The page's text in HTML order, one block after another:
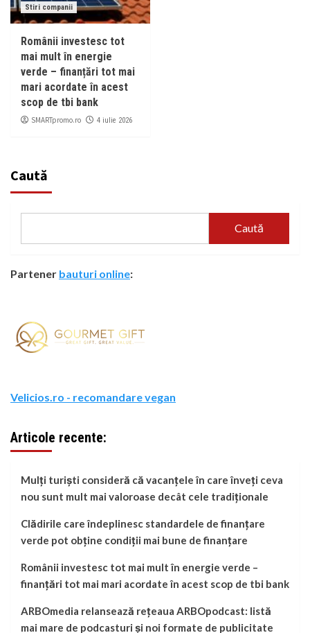
Stiri companii
Românii investesc tot
mai mult în energie
verde – finanțări tot mai
mari acordate în acest
scop de tbi bank
SMARTpromo.ro 4 iulie 2026
Caută
Caută
Partener bauturi online:
Velicios.ro - recomandare vegan
Articole recente:
Mulți turiști consideră că vacanțele în care înveți ceva
nou sunt mult mai valoroase decât cele tradiționale
Clădirile care îndeplinesc standardele de finanțare
verde pot obține condiții mai bune de finanțare
Românii investesc tot mai mult în energie verde –
finanțări tot mai mari acordate în acest scop de tbi bank
ARBOmedia relansează rețeaua ARBOpodcast: listă
mai mare de podcasturi și noi formate de publicitate